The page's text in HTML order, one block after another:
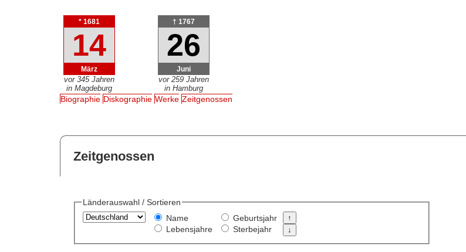
* 1681
14
März
vor 345 Jahren
in Magdeburg
† 1767
26
Juni
vor 259 Jahren
in Hamburg
Biographie Diskographie Werke Zeitgenossen
Zeitgenossen
Länderauswahl / Sortieren
Name
Lebensjahre
Geburtsjahr
Sterbejahr